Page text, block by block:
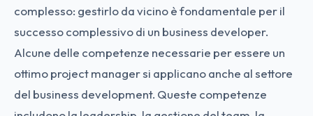
complesso: gestirlo da vicino è fondamentale per il
successo complessivo di un business developer.
Alcune delle competenze necessarie per essere un
ottimo project manager si applicano anche al settore
del business development. Queste competenze